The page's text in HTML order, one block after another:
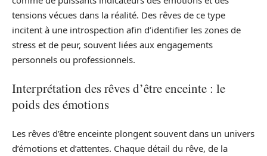
tensions vécues dans la réalité. Des rêves de ce type
incitent à une introspection afin d’identifier les zones de
stress et de peur, souvent liées aux engagements
personnels ou professionnels.
Interprétation des rêves d’être enceinte : le
poids des émotions
Les rêves d’être enceinte plongent souvent dans un univers
d’émotions et d’attentes. Chaque détail du rêve, de la